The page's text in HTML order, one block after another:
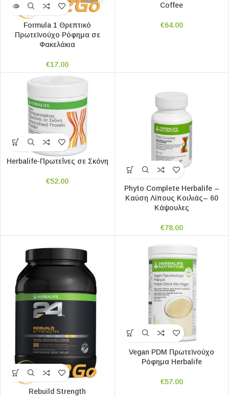
Formula 1 Θρεπτικό
Πρωτεϊνούχο Ρόφημα σε
Φακελάκια
€17.00
Coffee
€64.00
Herbalife-Πρωτεΐνες σε Σκόνη
€52.00
Phyto Complete Herbalife –
Καύση Λίπους Κοιλιάς– 60
Κάψουλες
€78.00
Rebuild Strength
Vegan PDM Πρωτεϊνούχο
Ρόφημα Herbalife
€57.00